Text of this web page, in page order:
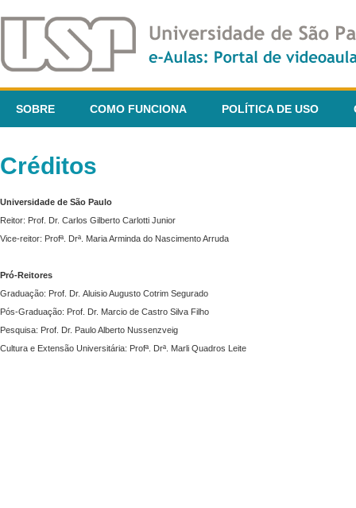
SOBRE COMO FUNCIONA POLÍTICA DE USO
Créditos
Universidade de São Paulo
Reitor: Prof. Dr. Carlos Gilberto Carlotti Junior
Vice-reitor: Profª. Drª. Maria Arminda do Nascimento Arruda
Pró-Reitores
Graduação: Prof. Dr. Aluisio Augusto Cotrim Segurado
Pós-Graduação: Prof. Dr. Marcio de Castro Silva Filho
Pesquisa: Prof. Dr. Paulo Alberto Nussenzveig
Cultura e Extensão Universitária: Profª. Drª. Marli Quadros Leite